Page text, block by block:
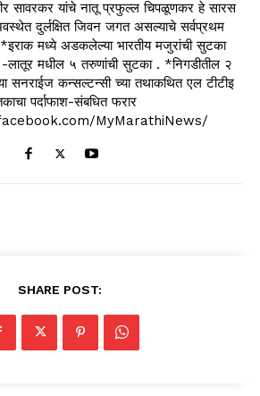
सावरकर यांचे नातू प्रफुल्ल चिपळूणकर हे सारस
दुर्लक्षित जिवन जगत असल्याचे सर्वप्रथम
मध्ये अडकलेल्या भारतीय मजुरांची सुटका
-लातूर मधील ५ तरुणांची सुटका . *निगडीतील २
सनराईज कन्सल्टन्सी च्या तथाकथित एल टीटीइ
पर्दाफाश-संबधित फरार
MyMarathiNews/
SHARE POST: